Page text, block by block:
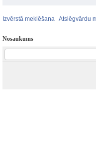
Izvērstā meklēšana Atslēgvārdu
Nosaukums